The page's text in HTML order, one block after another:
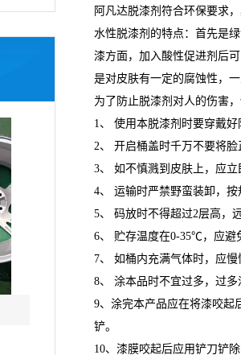
AF-TQ612强力刷涂脱漆剂
阿凡达脱漆剂符合环保要求
水性脱漆剂的特点：首先是
漆方面，加入酸性促进剂后
是对皮肤有一定的腐蚀性，
为了防止脱漆剂对人的伤害
1、 使用本脱漆剂时要穿戴好
2、 开启桶盖时千万不要将脸
3、 如不慎溅到皮肤上，应立
4、 运输时严禁野蛮装卸，按
5、 码放时不得超过2层高，
6、 贮存温度在0-35℃，应避
7、 如桶内充满气体时，应
8、 涂本品时不宜过多，过
9、涂完本产品应在将漆咬起
铲。
10、漆膜咬起后应用铲刀铲